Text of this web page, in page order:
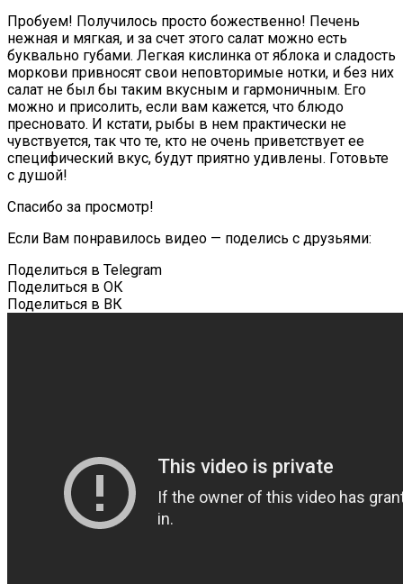
Пробуем! Получилось просто божественно! Печень
нежная и мягкая, и за счет этого салат можно есть
буквально губами. Легкая кислинка от яблока и сладость
моркови привносят свои неповторимые нотки, и без них
салат не был бы таким вкусным и гармоничным. Его
можно и присолить, если вам кажется, что блюдо
пресновато. И кстати, рыбы в нем практически не
чувствуется, так что те, кто не очень приветствует ее
специфический вкус, будут приятно удивлены. Готовьте
с душой!
Спасибо за просмотр!
Если Вам понравилось видео — поделись с друзьями:
Поделиться в Telegram
Поделиться в ОК
Поделиться в ВК